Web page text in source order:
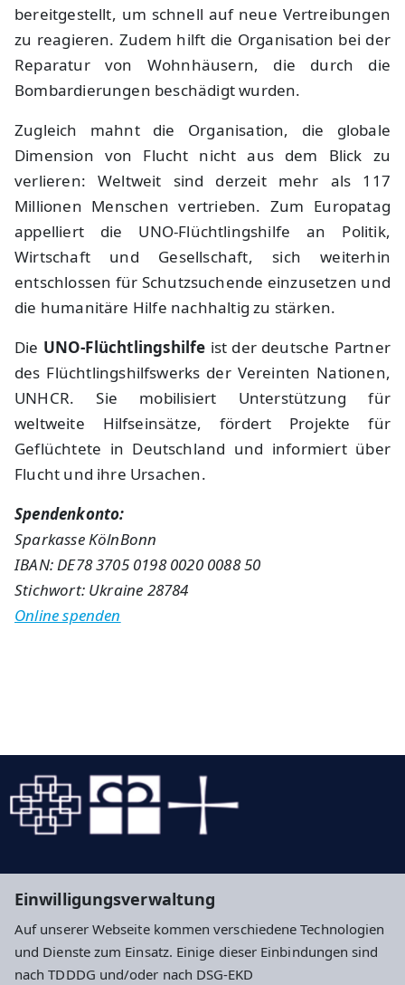
Einwilligungsverwaltung
Auf unserer Webseite kommen verschiedene Technologien
und Dienste zum Einsatz. Einige dieser Einbindungen sind
nach TDDDG und/oder nach DSG-EKD
bereitgestellt, um schnell auf neue Vertreibungen
zu reagieren. Zudem hilft die Organisation bei der
Reparatur von Wohnhäusern, die durch die
Bombardierungen beschädigt wurden.
Zugleich mahnt die Organisation, die globale
Dimension von Flucht nicht aus dem Blick zu
verlieren: Weltweit sind derzeit mehr als 117
Millionen Menschen vertrieben. Zum Europatag
appelliert die UNO-Flüchtlingshilfe an Politik,
Wirtschaft und Gesellschaft, sich weiterhin
entschlossen für Schutzsuchende einzusetzen und
die humanitäre Hilfe nachhaltig zu stärken.
Die UNO-Flüchtlingshilfe ist der deutsche Partner
des Flüchtlingshilfswerks der Vereinten Nationen,
UNHCR. Sie mobilisiert Unterstützung für
weltweite Hilfseinsätze, fördert Projekte für
Geflüchtete in Deutschland und informiert über
Flucht und ihre Ursachen.
Spendenkonto:
Sparkasse KölnBonn
IBAN: DE78 3705 0198 0020 0088 50
Stichwort: Ukraine 28784
Online spenden
Evangelische Kirche von Kurhessen-Waldeck
Diakonie Hessen - Diakonisches Werk in Hessen
und Nassau und Kurhessen-Waldeck e.V.